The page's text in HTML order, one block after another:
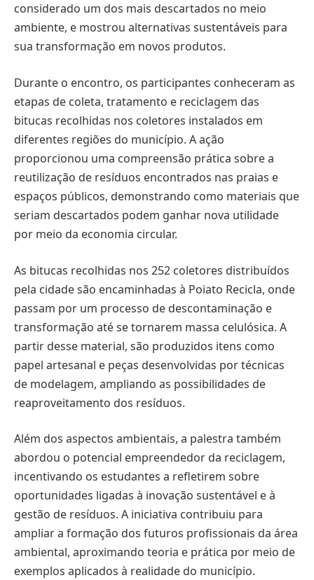
considerado um dos mais descartados no meio
ambiente, e mostrou alternativas sustentáveis para
sua transformação em novos produtos.
Durante o encontro, os participantes conheceram as
etapas de coleta, tratamento e reciclagem das
bitucas recolhidas nos coletores instalados em
diferentes regiões do município. A ação
proporcionou uma compreensão prática sobre a
reutilização de resíduos encontrados nas praias e
espaços públicos, demonstrando como materiais que
seriam descartados podem ganhar nova utilidade
por meio da economia circular.
As bitucas recolhidas nos 252 coletores distribuídos
pela cidade são encaminhadas à Poiato Recicla, onde
passam por um processo de descontaminação e
transformação até se tornarem massa celulósica. A
partir desse material, são produzidos itens como
papel artesanal e peças desenvolvidas por técnicas
de modelagem, ampliando as possibilidades de
reaproveitamento dos resíduos.
Além dos aspectos ambientais, a palestra também
abordou o potencial empreendedor da reciclagem,
incentivando os estudantes a refletirem sobre
oportunidades ligadas à inovação sustentável e à
gestão de resíduos. A iniciativa contribuiu para
ampliar a formação dos futuros profissionais da área
ambiental, aproximando teoria e prática por meio de
exemplos aplicados à realidade do município.